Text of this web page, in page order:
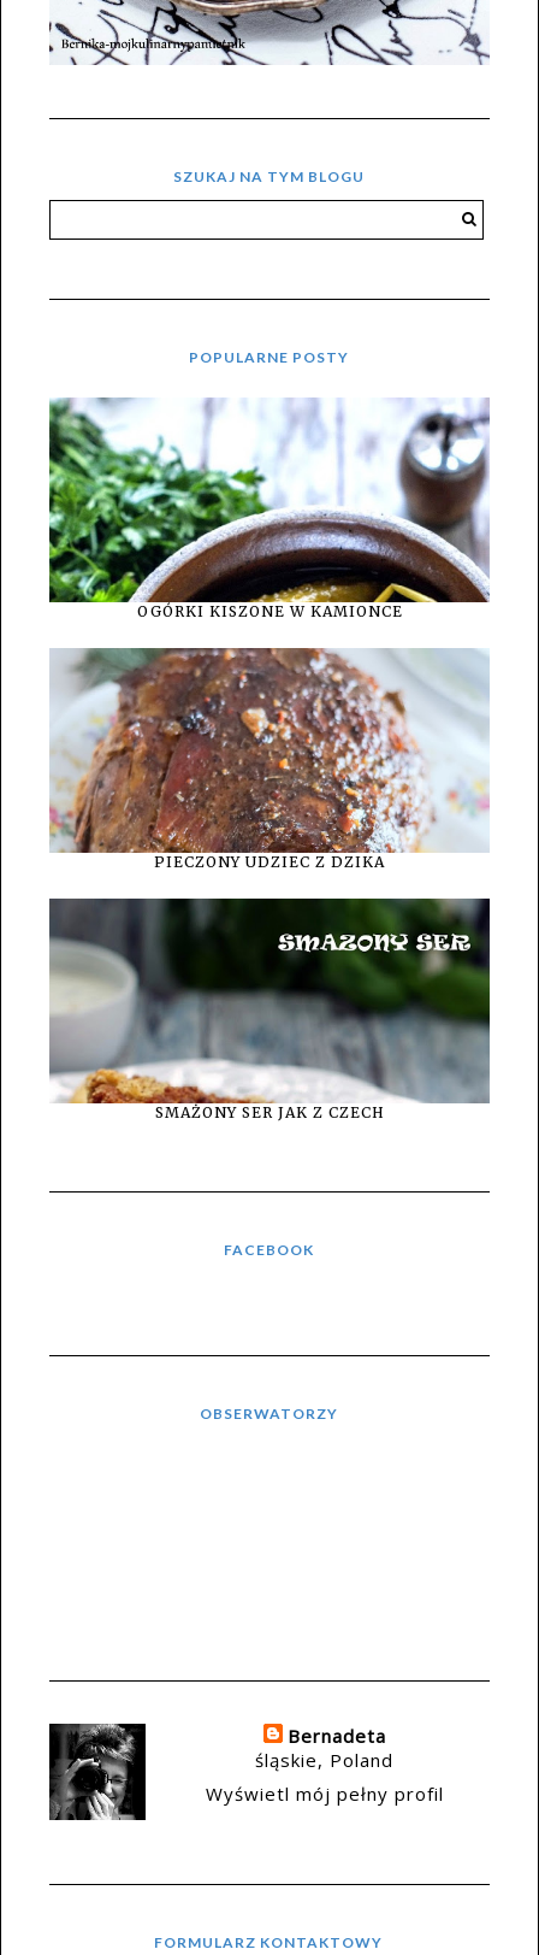
SZUKAJ NA TYM BLOGU
POPULARNE POSTY
OGÓRKI KISZONE W KAMIONCE
PIECZONY UDZIEC Z DZIKA
SMAŻONY SER JAK Z CZECH
FACEBOOK
OBSERWATORZY
Bernadeta
śląskie, Poland
Wyświetl mój pełny profil
FORMULARZ KONTAKTOWY